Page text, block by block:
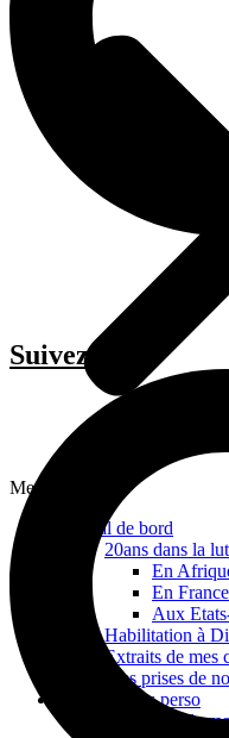
Menu
Journal de bord
20ans dans la
En
En France
Aux
Habilitation à
Extraits de mes
Mes prises de
Mes archives perso
La France de
Suivez-moi